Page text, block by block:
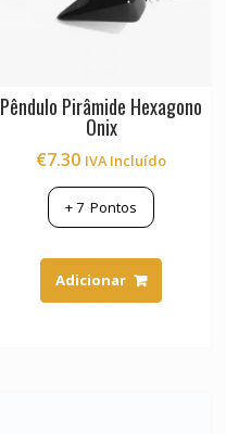
Pêndulo Pirâmide Hexagono
Onix
€7.30 IVA Incluído
+7 Pontos
Adicionar